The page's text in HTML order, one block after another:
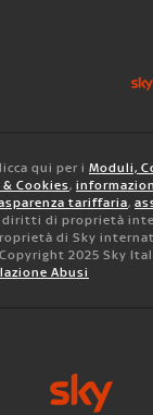
qui per i Moduli,
Cookies,
tariffaria,
diritti di proprietà
di Sky
2025 Sky
Abusi